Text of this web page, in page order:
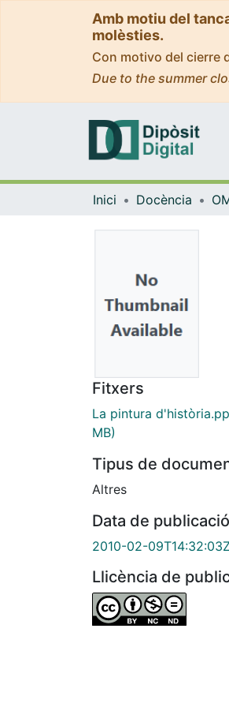
Amb motiu del
molèsties.
Con motivo del cierre
Due to the summer
Inici Docència
Fitxers
La pintura
MB)
Tipus de
Altres
Data de publicació
2010-02-09T14:32:03Z
Llicència de